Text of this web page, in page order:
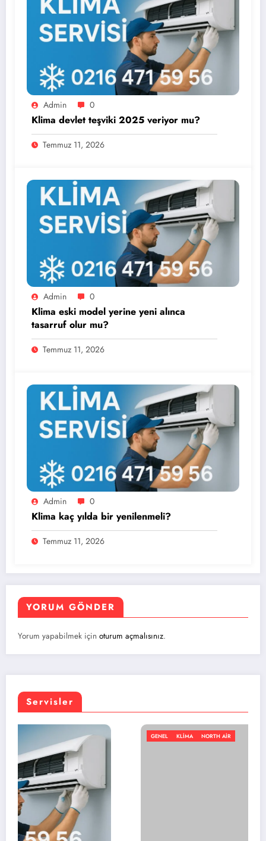
Admin 0
Klima devlet teşviki 2025 veriyor mu?
Temmuz 11, 2026
Admin 0
Klima eski model yerine yeni alınca
tasarruf olur mu?
Temmuz 11, 2026
Admin 0
Klima kaç yılda bir yenilenmeli?
Temmuz 11, 2026
YORUM GÖNDER
Yorum yapabilmek için oturum açmalısınız.
Servisler
KLIMA NORTH AIR